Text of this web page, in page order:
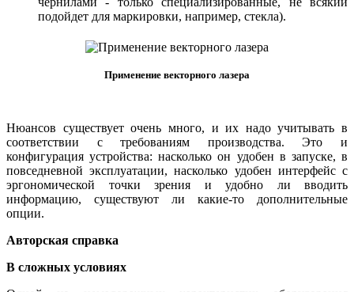
подойдет для маркировки, например, стекла).
Применение векторного лазера
Нюансов существует очень много, и их надо учитывать в
соответствии с требованиям производства. Это и
конфигурация устройства: насколько он удобен в запуске, в
повседневной эксплуатации, насколько удобен интерфейс с
эргономической точки зрения и удобно ли вводить
информацию, существуют ли какие-то дополнительные
опции.
Авторская справка
В сложных условиях